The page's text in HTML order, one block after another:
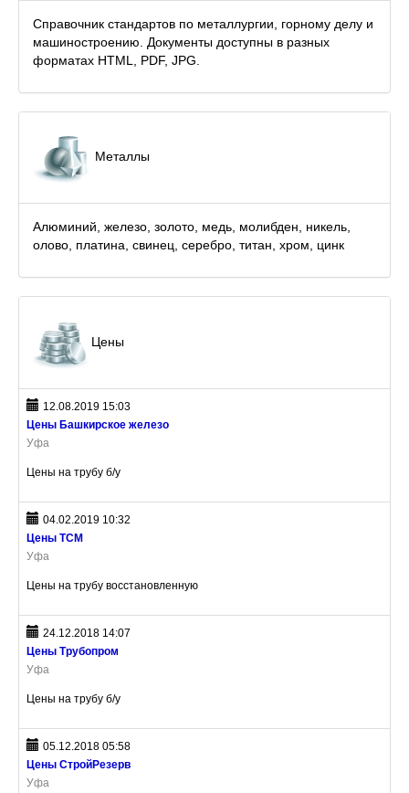
Справочник стандартов по металлургии, горному делу и
машиностроению. Документы доступны в разных
форматах HTML, PDF, JPG.
Металлы
Алюминий, железо, золото, медь, молибден, никель,
олово, платина, свинец, серебро, титан, хром, цинк
Цены
12.08.2019 15:03
Цены Башкирское железо
Уфа
Цены на трубу б/у
04.02.2019 10:32
Цены ТСМ
Уфа
Цены на трубу восстановленную
24.12.2018 14:07
Цены Трубопром
Уфа
Цены на трубу б/у
05.12.2018 05:58
Цены СтройРезерв
Уфа